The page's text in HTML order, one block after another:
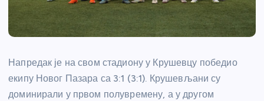
Напредак је на свом стадиону у Крушевцу победио
екипу Новог Пазара са 3:1 (3:1). Крушевљани су
доминирали у првом полувремену, а у другом